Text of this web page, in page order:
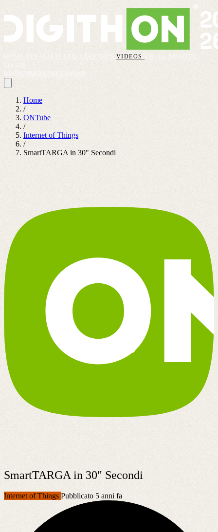
VIDEOS
REGOLAMENTO
Home
/
ONTube
/
Internet of Things
/
SmartTARGA in 30" Secondi
SmartTARGA in 30" Secondi
Internet of Things Pubblicato 5 anni fa